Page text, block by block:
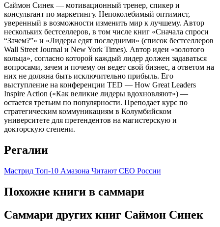
Саймон Синек — мотивационный тренер, спикер и
консультант по маркетингу. Непоколебимый оптимист,
уверенный в возможности изменить мир к лучшему. Автор
нескольких бестселлеров, в том числе книг «Сначала спроси
“Зачем?”» и «Лидеры едят последними» (список бестселлеров
Wall Street Journal и New York Times). Автор идеи «золотого
кольца», согласно которой каждый лидер должен задаваться
вопросами, зачем и почему он ведет свой бизнес, а ответом на
них не должна быть исключительно прибыль. Его
выступление на конференции TED — How Great Leaders
Inspire Action («Как великие лидеры вдохновляют») —
остается третьим по популярности. Преподает курс по
стратегическим коммуникациям в Колумбийском
университете для претендентов на магистерскую и
докторскую степени.
Регалии
Мастрид Топ-10 Амазона Читают CEO России
Похожие книги в саммари
Саммари других книг Саймон Синек